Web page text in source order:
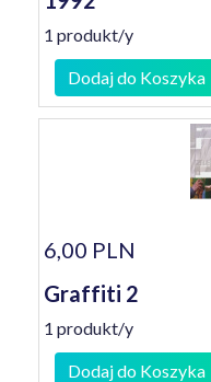
1 produkt/y
Dodaj do Koszyka
6,00 PLN
Graffiti 2
1 produkt/y
Dodaj do Koszyka